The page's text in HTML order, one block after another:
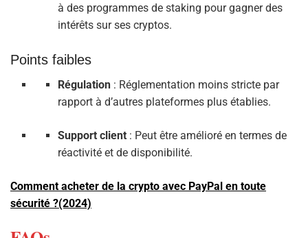
à des programmes de staking pour gagner des
intérêts sur ses cryptos.
Points faibles
Régulation: Réglementation moins stricte par
rapport à d’autres plateformes plus établies.
Support client: Peut être amélioré en termes de
réactivité et de disponibilité.
Comment acheter de la crypto avec PayPal en toute
sécurité ?(2024)